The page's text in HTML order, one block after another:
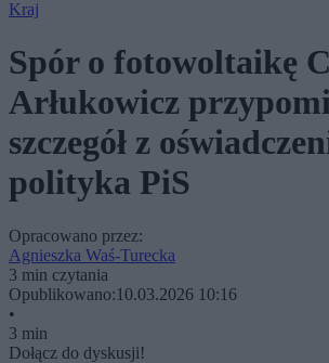
Kraj
Spór o fotowoltaikę
Arłukowicz
szczegół z
polityka PiS
Opracowano przez:
Agnieszka Waś-Turecka
3 min czytania
Opublikowano:10.03.2026 10:16
•
3 min
Dołącz do dyskusji!